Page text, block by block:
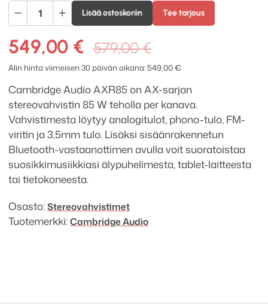
Cambridge
Audio
AXR85
stereoviritinvahvistin
määrä
Lisää ostoskoriin Tee tarjous
579,00€Alkuperäinen
hinta
oli:
579,00 €.
549,00 €
Nykyinen
hinta
on:
549,00 €.
Alin hinta viimeisen 30 päivän aikana: 549,00€
Cambridge Audio AXR85 on AX-sarjan
stereovahvistin 85 W teholla per kanava.
Vahvistimesta löytyy analogitulot, phono-tulo, FM-
viritin ja 3,5mm tulo. Lisäksi sisäänrakennetun
Bluetooth-vastaanottimen avulla voit suoratoistaa
suosikkimusiikkiasi älypuhelimesta, tablet-laitteesta
tai tietokoneesta.
Osasto:Stereo­­vahvistimet
Tuotemerkki:Cambridge Audio